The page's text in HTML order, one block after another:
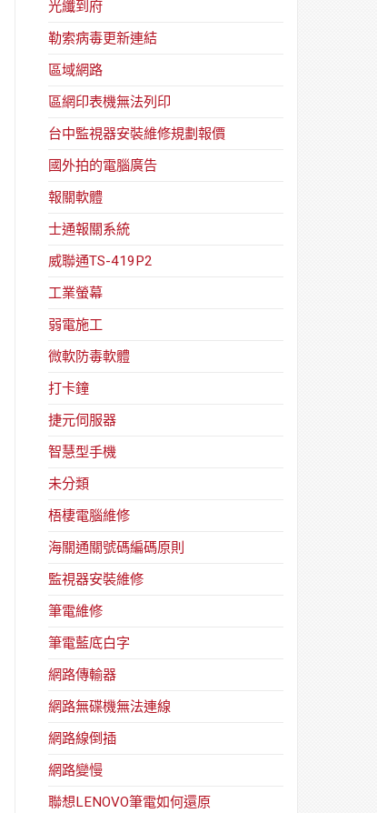
光纖到府
勒索病毒更新連結
區域網路
區網印表機無法列印
台中監視器安裝維修規劃報價
國外拍的電腦廣告
報關軟體
士通報關系統
威聯通TS-419P2
工業螢幕
弱電施工
微軟防毒軟體
打卡鐘
捷元伺服器
智慧型手機
未分類
梧棲電腦維修
海關通關號碼編碼原則
監視器安裝維修
筆電維修
筆電藍底白字
網路傳輸器
網路無碟機無法連線
網路線倒插
網路變慢
聯想LENOVO筆電如何還原